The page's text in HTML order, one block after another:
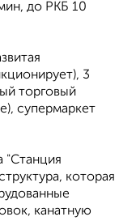
до РКБ 10
3
торговый
супермаркет
"Станция
которая
канатную